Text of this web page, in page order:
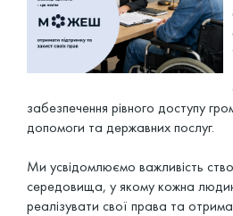
забезпечення рівного доступу
допомоги та державних послуг.
Ми усвідомлюємо важливість
середовища, у якому кожна
реалізувати свої права та